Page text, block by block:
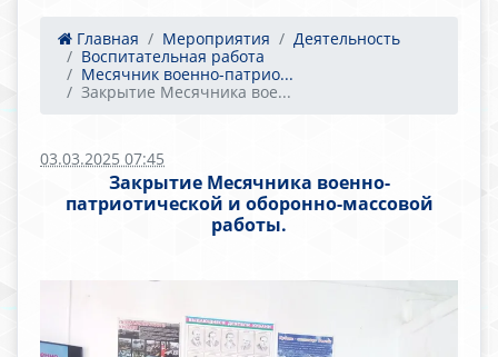
Главная Мероприятия
Деятельность
Воспитательная работа
Месячник военно-патрио...
Закрытие Месячника вое...
03.03.2025 07:45
Закрытие Месячника военно-
патриотической и оборонно-массовой
работы.